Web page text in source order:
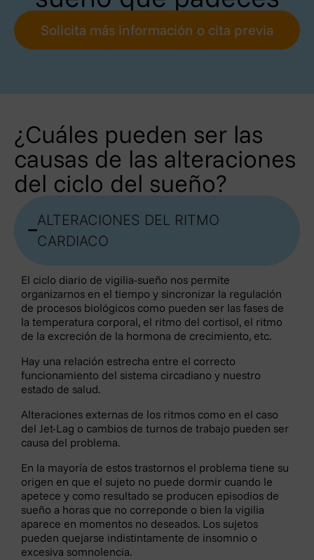
Solicita más información o cita previa
¿Cuáles pueden ser las
causas de las alteraciones
del ciclo del sueño?
ALTERACIONES DEL RITMO
CARDIACO
El ciclo diario de vigilia-sueño nos permite
organizarnos en el tiempo y sincronizar la regulación
de procesos biológicos como pueden ser las fases de
la temperatura corporal, el ritmo del cortisol, el ritmo
de la excreción de la hormona de crecimiento, etc.
Hay una relación estrecha entre el correcto
funcionamiento del sistema circadiano y nuestro
estado de salud.
Alteraciones externas de los ritmos como en el caso
del Jet-Lag o cambios de turnos de trabajo pueden ser
causa del problema.
En la mayoría de estos trastornos el problema tiene su
origen en que el sujeto no puede dormir cuando le
apetece y como resultado se producen episodios de
sueño a horas que no correponde o bien la vigilia
aparece en momentos no deseados. Los sujetos
pueden quejarse indistintamente de insomnio o
excesiva somnolencia.